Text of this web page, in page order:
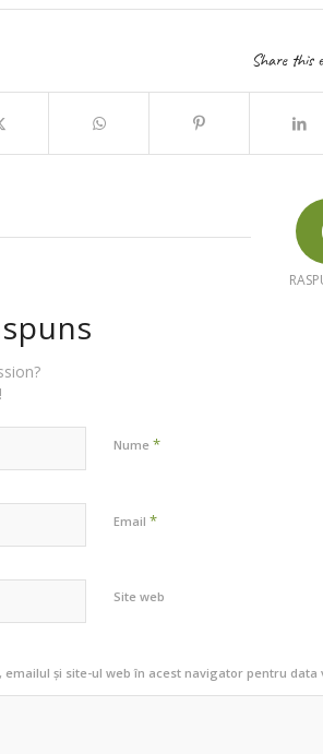
Share this
Nume *
Email *
Site web
emailul și site-ul web în acest navigator pentru data